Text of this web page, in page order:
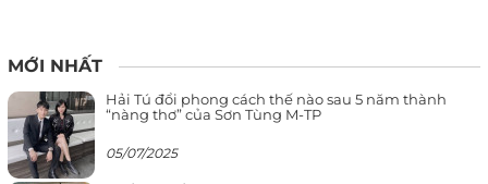
MỚI NHẤT
Hải Tú đổi phong cách thế nào sau 5 năm thành
“nàng thơ” của Sơn Tùng M-TP
05/07/2025